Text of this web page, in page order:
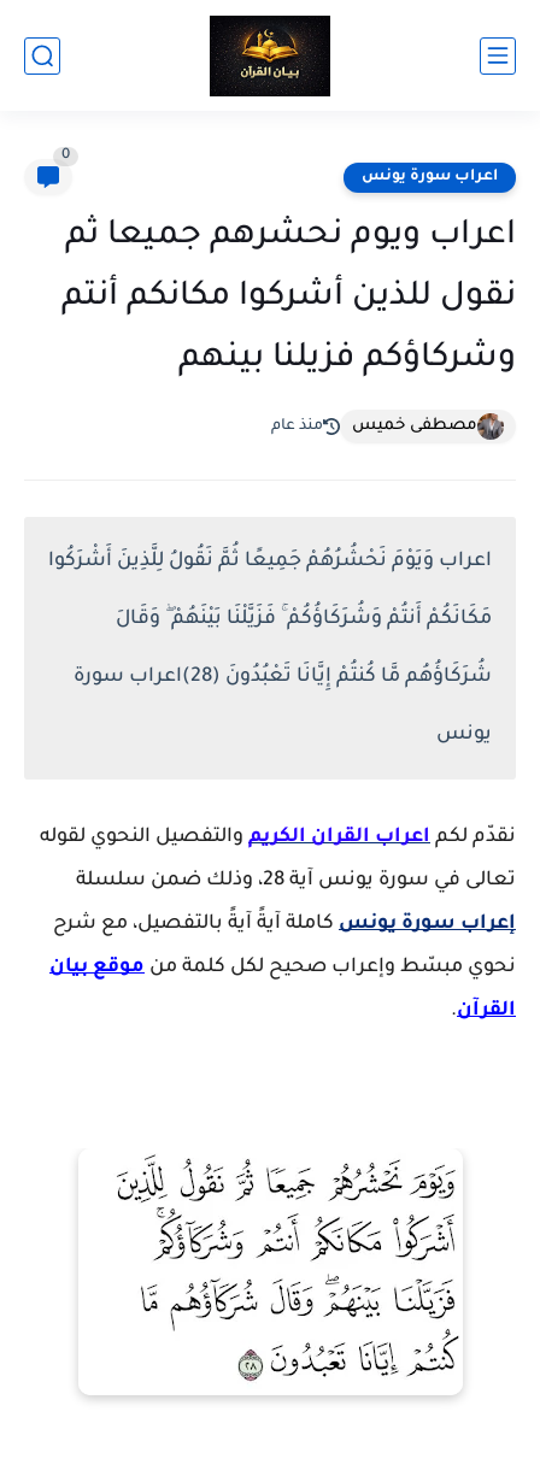
اعراب سورة يونس
0
اعراب ويوم نحشرهم جميعا ثم
نقول للذين أشركوا مكانكم أنتم
وشركاؤكم فزيلنا بينهم
مصطفى خميس منذ عام
اعراب وَيَوْمَ نَحْشُرُهُمْ جَمِيعًا ثُمَّ نَقُولُ لِلَّذِينَ أَشْرَكُوا
مَكَانَكُمْ أَنتُمْ وَشُرَكَاؤُكُمْ ۚ فَزَيَّلْنَا بَيْنَهُمْ ۖ وَقَالَ
شُرَكَاؤُهُم مَّا كُنتُمْ إِيَّانَا تَعْبُدُونَ (28)اعراب سورة
يونس
نقدّم لكم اعراب القران الكريم والتفصيل النحوي لقوله
تعالى في سورة يونس آية 28، وذلك ضمن سلسلة
إعراب سورة يونس كاملة آيةً آيةً بالتفصيل، مع شرح
نحوي مبسّط وإعراب صحيح لكل كلمة من موقع بيان
القرآن.